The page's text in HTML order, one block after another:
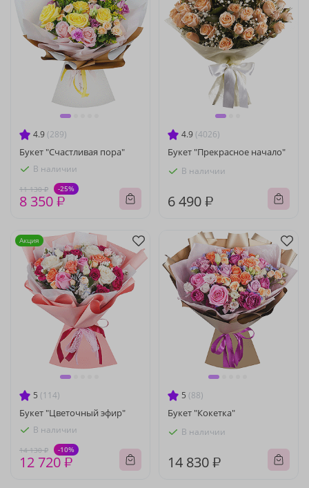
4.9 (289)
Букет "Счастливая пора"
В наличии
11 130 ₽ -25%
8 350 ₽
4.9 (4026)
Букет "Прекрасное начало"
В наличии
6 490 ₽
5 (114)
Букет "Цветочный эфир"
В наличии
14 130 ₽ -10%
12 720 ₽
Акция
5 (88)
Букет "Кокетка"
В наличии
14 830 ₽